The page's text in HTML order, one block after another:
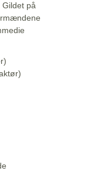
på